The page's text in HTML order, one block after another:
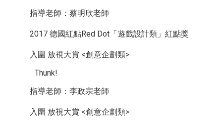
指導老師：蔡明欣老師
2017 德國紅點Red Dot「遊戲設計類」紅點獎
入圍 放視大賞 <創意企劃類>
Thunk!
指導老師：李政宗老師
入圍 放視大賞 <創意企劃類>